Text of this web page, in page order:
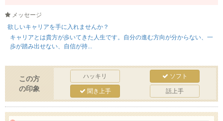
メッセージ
欲しいキャリアを手に入れませんか？
キャリアとは貴方が歩いてきた人生です。自分の進む方向が分からない、一
歩が踏み出せない、自信が持...
この方
の印象
ハッキリ ソフト
聞き上手 話上手